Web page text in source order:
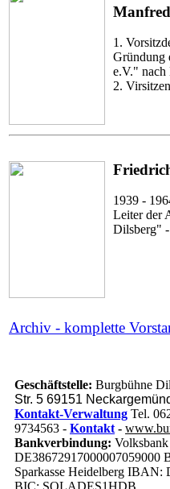
1.
Gründung
e.V." nach
2.
1939 -
Leiter der
Dilsberg" -
Archiv - komplette
Geschäftstelle: Burgbühne
Str. 5 69151
Kontakt-Verwaltung Tel.
9734563 - Kontakt -
Bankverbindung:
DE38672917000007059000
Sparkasse Heidelberg IBAN:
BIC: SOLADES1HDB